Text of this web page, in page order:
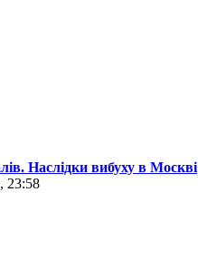
Наслідки вибуху в Москві
23:58